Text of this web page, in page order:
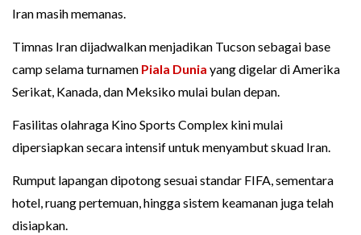
Iran masih memanas.
Timnas Iran dijadwalkan menjadikan Tucson sebagai base
camp selama turnamen Piala Dunia yang digelar di Amerika
Serikat, Kanada, dan Meksiko mulai bulan depan.
Fasilitas olahraga Kino Sports Complex kini mulai
dipersiapkan secara intensif untuk menyambut skuad Iran.
Rumput lapangan dipotong sesuai standar FIFA, sementara
hotel, ruang pertemuan, hingga sistem keamanan juga telah
disiapkan.